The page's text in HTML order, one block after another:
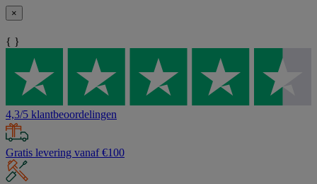
×
{ }
4,3/5 klantbeoordelingen
Gratis levering vanaf €100